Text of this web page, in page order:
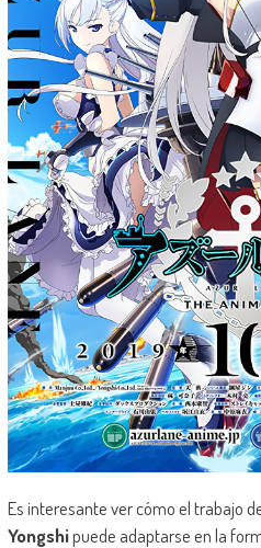
Es interesante ver cómo el trabajo
Yongshipuede adaptarse en la